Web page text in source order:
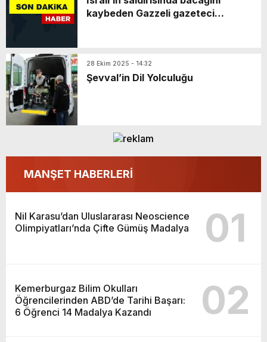
kaybeden Gazzeli gazeteci
28 Ekim 2025 - 14:32
Şevval’in Dil Yolculuğu
MANŞET HABERLERİ
Nil Karasu’dan Uluslararası Neoscience
Olimpiyatları’nda Çifte Gümüş Madalya
01
Kemerburgaz Bilim Okulları
Öğrencilerinden ABD’de Tarihi Başarı:
6 Öğrenci 14 Madalya Kazandı
02